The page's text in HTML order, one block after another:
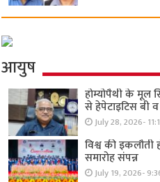
आयुष
होम्योपैथी के मूल
से हेपेटाइटिस बी
July 28, 2026-
विश्व की इकलौती
समारोह संपन्न
July 19, 2026-